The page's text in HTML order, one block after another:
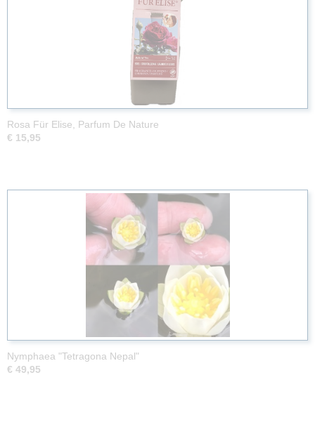
Rosa Für Elise, Parfum De Nature
€ 15,95
Nymphaea "Tetragona Nepal"
€ 49,95